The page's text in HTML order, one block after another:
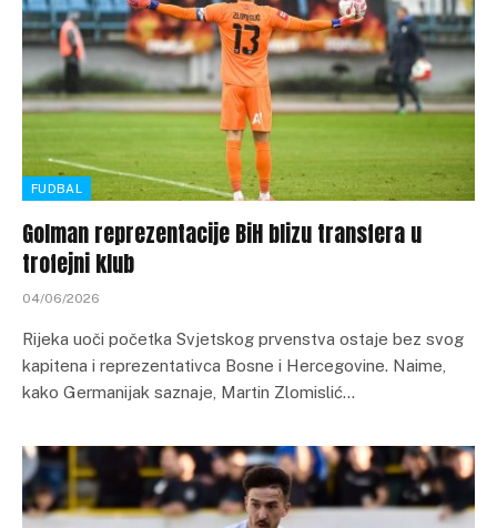
FUDBAL
Golman reprezentacije BiH blizu transfera u
trofejni klub
04/06/2026
Rijeka uoči početka Svjetskog prvenstva ostaje bez svog
kapitena i reprezentativca Bosne i Hercegovine. Naime,
kako Germanijak saznaje, Martin Zlomislić…